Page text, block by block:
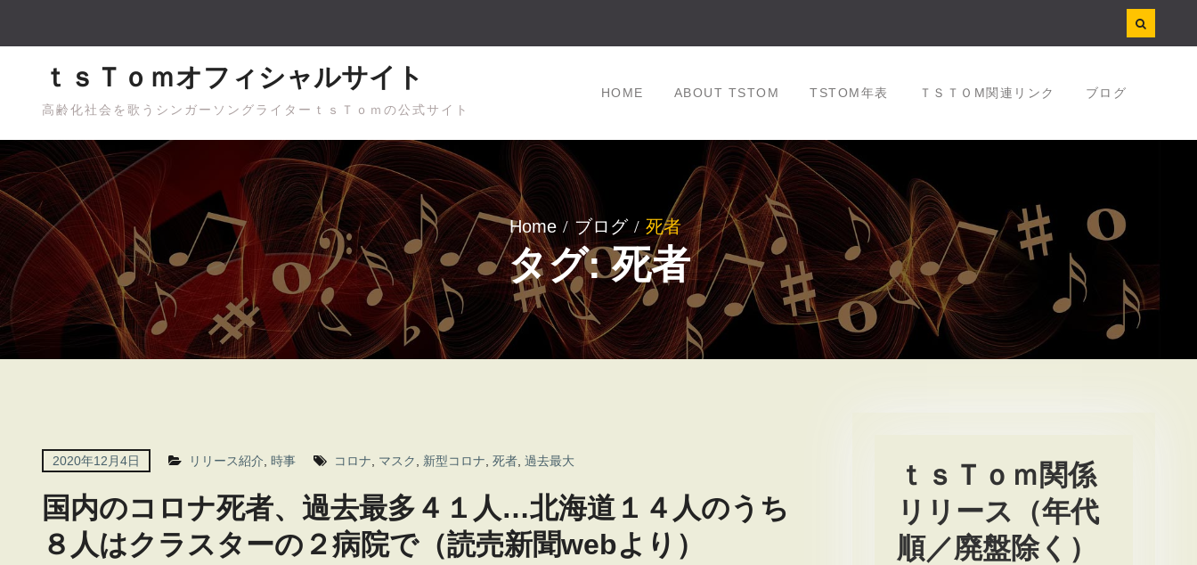
ｔｓＴｏｍオフィシャルサイト
高齢化社会を歌うシンガーソングライターｔｓＴｏｍの公式サイト
HOME ABOUT TSTOM TSTOM年表 ＴＳＴＯM関連リンク ブログ
Home ブログ 死者
タグ: 死者
2020年12月4日 リリース紹介 時事 コロナ マスク 新型コロナ 死者 過去最大
国内のコロナ死者、過去最多４１人…北海道１４人のうち
８人はクラスターの２病院で（読売新聞webより）
ｔｓＴｏｍ関係
リリース（年代
順／廃盤除く）